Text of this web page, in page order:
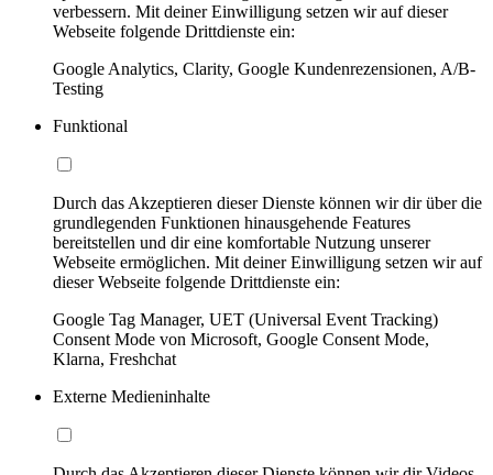
verbessern. Mit deiner Einwilligung setzen wir auf dieser
Webseite folgende Drittdienste ein:
Google Analytics, Clarity, Google Kundenrezensionen, A/B-
Testing
Funktional
Durch das Akzeptieren dieser Dienste können wir dir über die
grundlegenden Funktionen hinausgehende Features
bereitstellen und dir eine komfortable Nutzung unserer
Webseite ermöglichen. Mit deiner Einwilligung setzen wir auf
dieser Webseite folgende Drittdienste ein:
Google Tag Manager, UET (Universal Event Tracking)
Consent Mode von Microsoft, Google Consent Mode,
Klarna, Freshchat
Externe Medieninhalte